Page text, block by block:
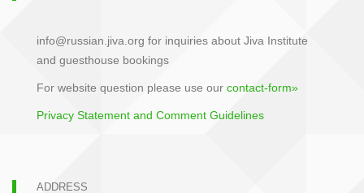
info@russian.jiva.org for inquiries about Jiva Institute
and guesthouse bookings
For website question please use our contact-form»
Privacy Statement and Comment Guidelines
ADDRESS